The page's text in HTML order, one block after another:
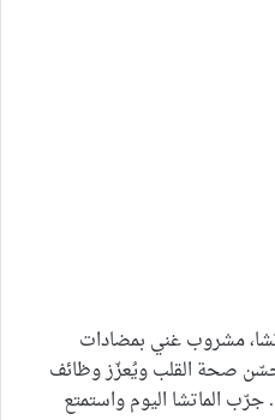
الماتشا، مشروب غني بمضادات
يُحسّن صحة القلب ويُعزّز وظائف
الماتشا اليوم واستمتع